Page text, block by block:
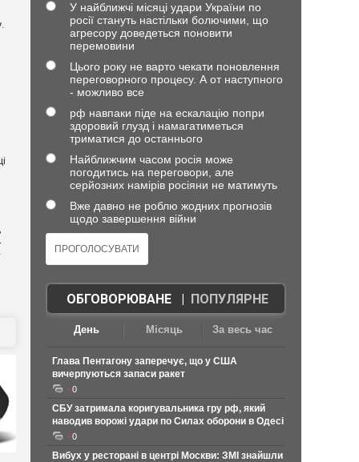
У найближчі місяці удари України по
росії стануть настільки болючими, що
агресору доведеться поновити
перемовини
Цього року не варто чекати поновлення
переговорного процесу. А от наступного
- можливо все
рф навпаки піде на ескалацію попри
здоровий глузд і намагатиметься
триматися до останнього
Найближчим часом росія може
погодитись на переговори, але
серйозних намірів росіяни не матимуть
Вже давно не роблю жодних прогнозів
щодо завершення війни
ОБГОВОРЮВАНЕ| ПОПУЛЯРНЕ
День Місяць За весь час
Глава Пентагону заперечує, що у США
вичерпуються запаси ракет
0
СБУ затримала коригувальника гру рф, який
наводив ворожі удари по Силах оборони в Одесі
0
Вибух у ресторані в центрі Москви: ЗМІ знайшли